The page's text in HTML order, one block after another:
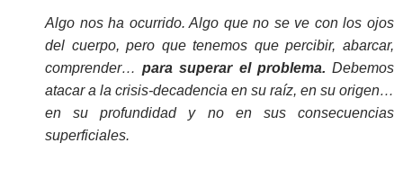
Algo nos ha ocurrido. Algo que no se ve con los ojos
del cuerpo, pero que tenemos que percibir, abarcar,
comprender…para superar el problema.Debemos
atacar a la crisis-decadencia en su raíz, en su origen…
en su profundidad y no en sus consecuencias
superficiales.